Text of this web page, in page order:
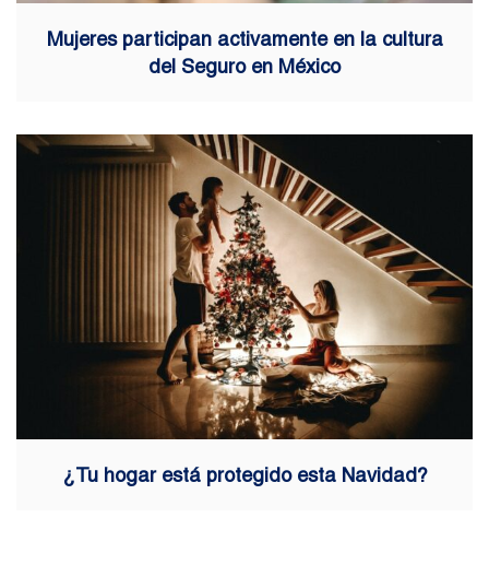
Mujeres participan activamente en la cultura
del Seguro en México
¿Tu hogar está protegido esta Navidad?